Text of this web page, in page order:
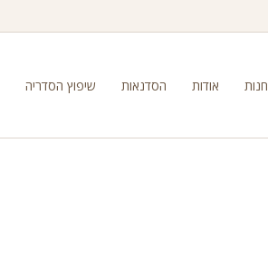
חנות אודות הסדנאות שיפוץ הסדריה